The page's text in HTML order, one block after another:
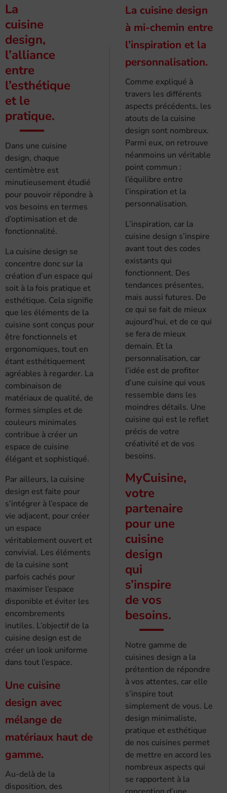
La
cuisine
design,
l’alliance
entre
l’esthétique
et le
pratique.
Dans une cuisine
design, chaque
centimètre est
minutieusement étudié
pour pouvoir répondre à
vos besoins en termes
d’optimisation et de
fonctionnalité.
La cuisine design se
concentre donc sur la
création d’un espace qui
soit à la fois pratique et
esthétique. Cela signifie
que les éléments de la
cuisine sont conçus pour
être fonctionnels et
ergonomiques, tout en
étant esthétiquement
agréables à regarder. La
combinaison de
matériaux de qualité, de
formes simples et de
couleurs minimales
contribue à créer un
espace de cuisine
élégant et sophistiqué.
Par ailleurs, la cuisine
design est faite pour
s’intégrer à l’espace de
vie adjacent, pour créer
un espace
véritablement ouvert et
convivial. Les éléments
de la cuisine sont
parfois cachés pour
maximiser l’espace
disponible et éviter les
encombrements
inutiles. L’objectif de la
cuisine design est de
créer un look uniforme
dans tout l’espace.
Une cuisine
design avec
mélange de
matériaux haut de
gamme.
Au-delà de la
disposition, des
La cuisine design
à mi-chemin entre
l’inspiration et la
personnalisation.
Comme expliqué à
travers les différents
aspects précédents, les
atouts de la cuisine
design sont nombreux.
Parmi eux, on retrouve
néanmoins un véritable
point commun :
l’équilibre entre
l’inspiration et la
personnalisation.
L’inspiration, car la
cuisine design s’inspire
avant tout des codes
existants qui
fonctionnent. Des
tendances présentes,
mais aussi futures. De
ce qui se fait de mieux
aujourd’hui, et de ce qui
se fera de mieux
demain. Et la
personnalisation, car
l’idée est de profiter
d’une cuisine qui vous
ressemble dans les
moindres détails. Une
cuisine qui est le reflet
précis de votre
créativité et de vos
besoins.
MyCuisine,
votre
partenaire
pour une
cuisine
design
qui
s’inspire
de vos
besoins.
Notre gamme de
cuisines design a la
prétention de répondre
à vos attentes, car elle
s’inspire tout
simplement de vous. Le
design minimaliste,
pratique et esthétique
de nos cuisines permet
de mettre en accord les
nombreux aspects qui
se rapportent à la